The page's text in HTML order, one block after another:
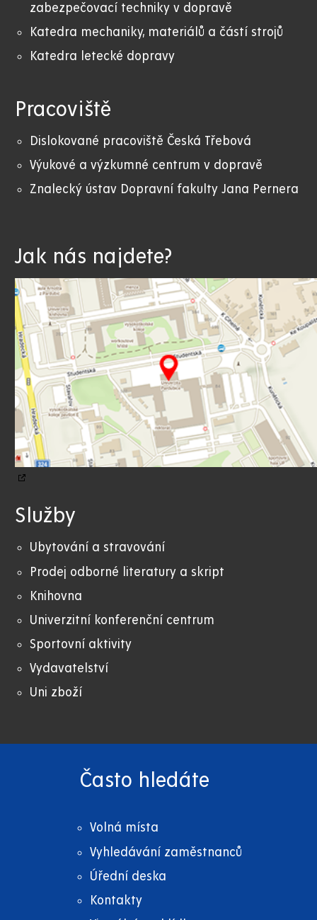
zabezpečovací techniky v dopravě
Katedra mechaniky, materiálů a částí strojů
Katedra letecké dopravy
Pracoviště
Dislokované pracoviště Česká Třebová
Výukové a výzkumné centrum v dopravě
Znalecký ústav Dopravní fakulty Jana Pernera
Jak nás najdete?
Služby
Ubytování a stravování
Prodej odborné literatury a skript
Knihovna
Univerzitní konferenční centrum
Sportovní aktivity
Vydavatelství
Uni zboží
Často hledáte
Volná místa
Vyhledávání zaměstnanců
Úřední deska
Kontakty